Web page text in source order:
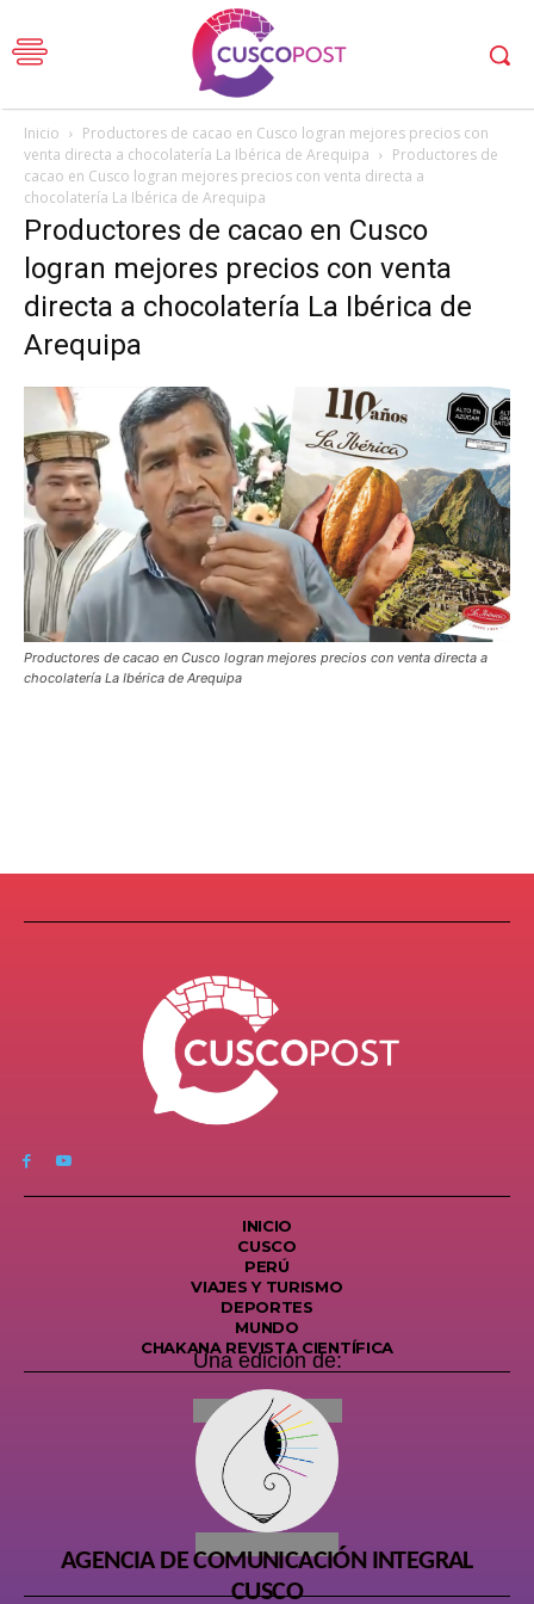
Inicio
Productores de cacao en Cusco logran mejores precios con
venta directa a chocolatería La Ibérica de Arequipa
Productores de
cacao en Cusco logran mejores precios con venta directa a
chocolatería La Ibérica de Arequipa
Productores de cacao en Cusco
logran mejores precios con venta
directa a chocolatería La Ibérica de
Arequipa
Productores de cacao en Cusco logran mejores precios con venta directa a
chocolatería La Ibérica de Arequipa
INICIO
CUSCO
PERÚ
VIAJES Y TURISMO
DEPORTES
MUNDO
CHAKANA REVISTA CIENTÍFICA
Una edición de:
AGENCIA DE COMUNICACIÓN INTEGRAL
CUSCO